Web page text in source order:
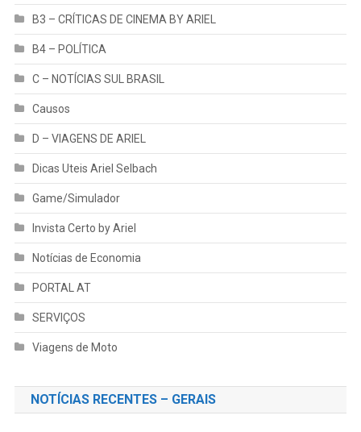
B3 – CRÍTICAS DE CINEMA BY ARIEL
B4 – POLÍTICA
C – NOTÍCIAS SUL BRASIL
Causos
D – VIAGENS DE ARIEL
Dicas Uteis Ariel Selbach
Game/Simulador
Invista Certo by Ariel
Notícias de Economia
PORTAL AT
SERVIÇOS
Viagens de Moto
NOTÍCIAS RECENTES – GERAIS